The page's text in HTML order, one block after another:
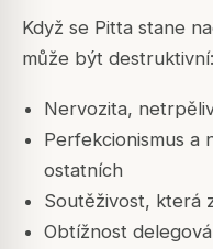
Když se Pitta stane
může být destruktivní:
Nervozita,
Perfekcionismus a
ostatních
Soutěživost, která
Obtížnost